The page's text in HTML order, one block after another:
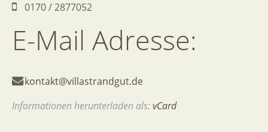
0170 / 2877052
E-Mail Adresse:
kontakt@villastrandgut.de
Informationen herunterladen als:vCard